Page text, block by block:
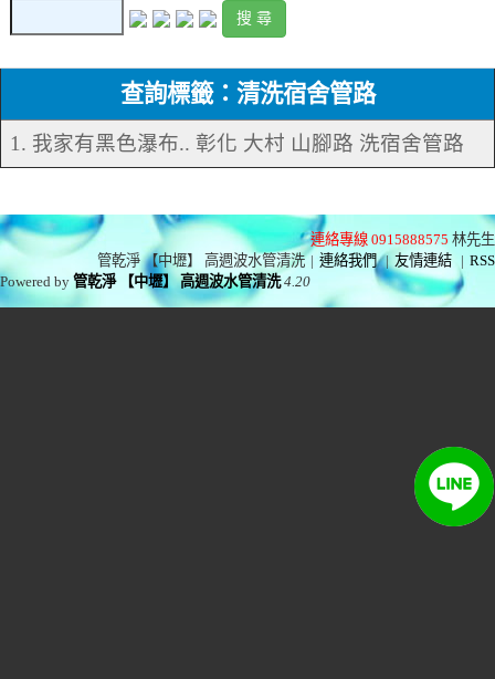
查詢標籤：清洗宿舍管路
1. 我家有黑色瀑布.. 彰化 大村 山腳路 洗宿舍管路
連絡專線 0915888575 林先生
管乾淨 【中壢】 高週波水管清洗 | 連絡我們 | 友情連結 | RSS
Powered by管乾淨 【中壢】 高週波水管清洗 4.20